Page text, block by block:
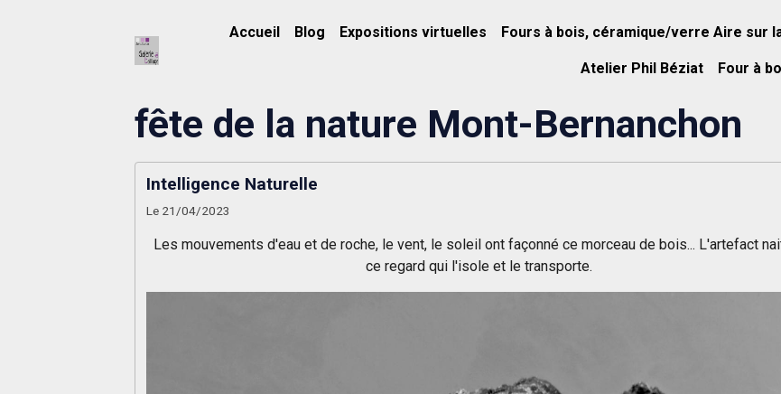
Accueil Blog Expositions virtuelles Fours à bois, céramique/verre Aire sur
Atelier Phil Béziat Four à
fête de la nature Mont-Bernanchon
Intelligence Naturelle
Le 21/04/2023
Les mouvements d'eau et de roche, le vent, le soleil ont façonné ce morceau de bois... L'artefact
ce regard qui l'isole et le transporte.